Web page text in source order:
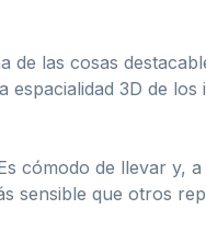
de las cosas
3D de los
cómodo de llevar y,
sensible que otros